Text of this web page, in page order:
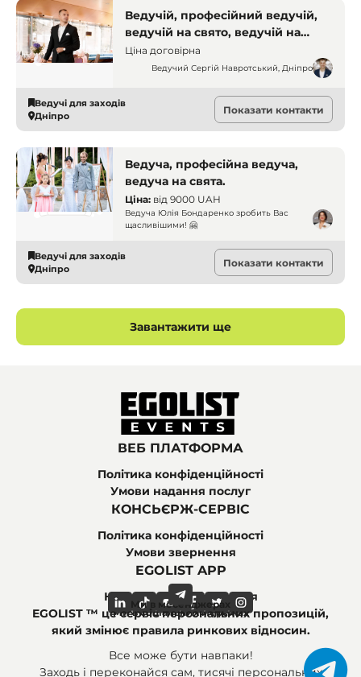
Ведучій, професійний ведучій,
ведучій на свято, ведучій на
корпоратив. Дніпро. Ведучі
Ціна договірна
Ведучий Сергій Навротський, Дніпро
Ведучі для заходів
Дніпро
Показати контакти
Ведуча, професійна ведуча,
ведуча на свята.
Ціна: від 9000 UAH
Ведуча Юлія Бондаренко зробить Вас
щасливішими! 🤗
Ведучі для заходів
Дніпро
Показати контакти
Завантажити ще
ВЕБ ПЛАТФОРМА
Політика конфіденційності
Умови надання послуг
КОНСЬЄРЖ-СЕРВІС
Політика конфіденційності
Умови звернення
EGOLIST APP
Найпоширеніші питання
Ми в соціальних мережах
Ми в месенджерах
EGOLIST ™ це сервіс персональних пропозицій,
який змінює правила ринкових відносин.
Все може бути навпаки!
Заходь і переконайся сам, тисячі персональних